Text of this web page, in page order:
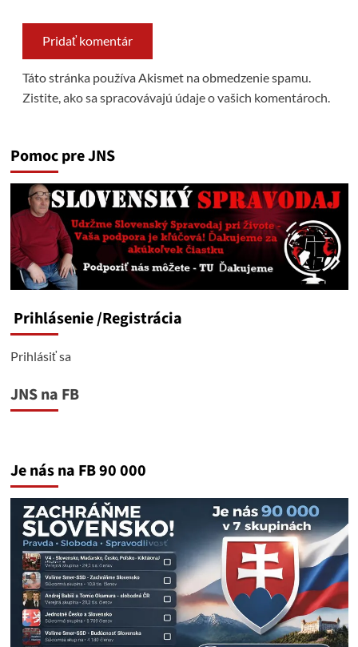
Táto stránka používa Akismet na obmedzenie spamu.
Zistite, ako sa spracovávajú údaje o vašich komentároch.
Pomoc pre JNS
Prihlásenie/Registrácia
Prihlásiť sa
JNS na FB
Je nás na FB 90 000